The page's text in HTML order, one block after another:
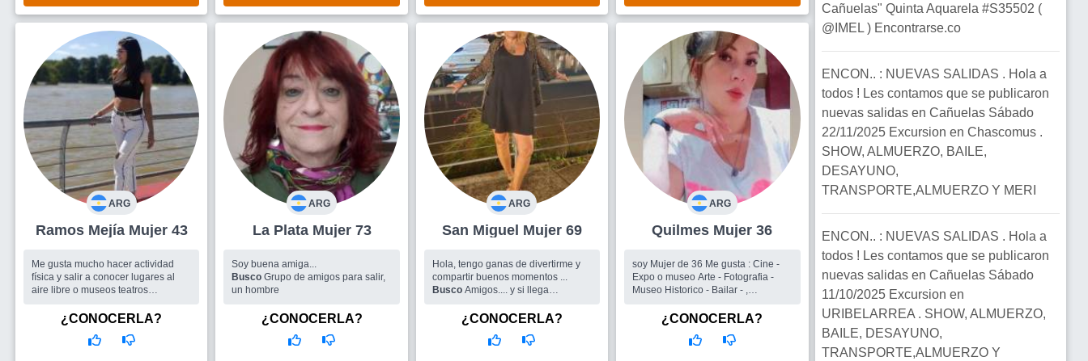
ARG
Ramos Mejía Mujer 43
Me gusta mucho hacer actividad
física y salir a conocer lugares al
aire libre o museos teatros
gusta cocinar. ...
BuscoPersonas para charlar y
¿CONOCERLA?
ARG
La Plata Mujer 73
Soy buena amiga...
BuscoGrupo de amigos para salir,
un hombre
¿CONOCERLA?
ARG
San Miguel Mujer 69
Hola, tengo ganas de divertirme y
compartir buenos momentos ...
Busco Amigos.... y si llega
¿CONOCERLA?
ARG
Quilmes Mujer 36
soy Mujer de 36 Me gusta : Cine -
Expo o museo Arte - Fotografia -
Museo Historico - Bailar - ,
¿CONOCERLA?
Cañuelas" Quinta Aquarela #S35502 (
@IMEL ) Encontrarse.co
ENCON.. : NUEVAS SALIDAS . Hola a
todos ! Les contamos que se publicaron
nuevas salidas en Cañuelas Sábado
22/11/2025 Excursion en Chascomus .
SHOW, ALMUERZO, BAILE,
DESAYUNO,
TRANSPORTE,ALMUERZO Y MERI
ENCON.. : NUEVAS SALIDAS . Hola a
todos ! Les contamos que se publicaron
nuevas salidas en Cañuelas Sábado
11/10/2025 Excursion en
URIBELARREA . SHOW, ALMUERZO,
BAILE, DESAYUNO,
TRANSPORTE,ALMUERZO Y